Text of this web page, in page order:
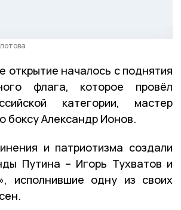
открытие началось с поднятия
флага, которое провёл
категории, мастер
боксу Александр Ионов.
и патриотизма создали
Путина – Игорь Тухватов и
исполнившие одну из своих